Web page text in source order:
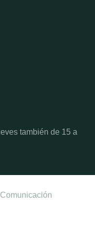
también de 15 a